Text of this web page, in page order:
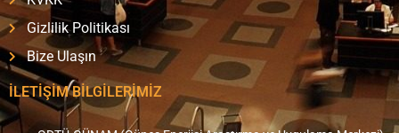
Gizlilik Politikası
Bize Ulaşın
İLETİŞİM BİLGİLERİMİZ